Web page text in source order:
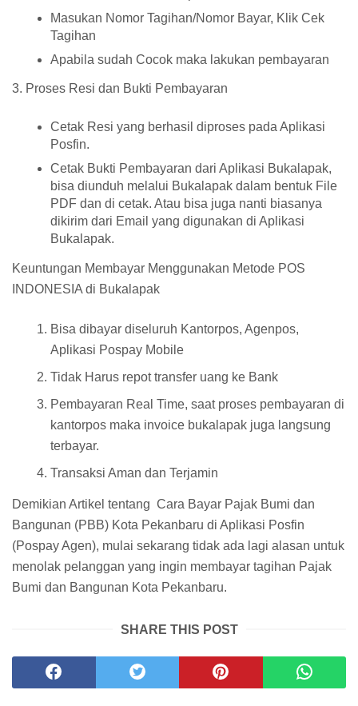
Masukan Nomor Tagihan/Nomor Bayar, Klik Cek
Tagihan
Apabila sudah Cocok maka lakukan pembayaran
3. Proses Resi dan Bukti Pembayaran
Cetak Resi yang berhasil diproses pada Aplikasi
Posfin.
Cetak Bukti Pembayaran dari Aplikasi Bukalapak,
bisa diunduh melalui Bukalapak dalam bentuk File
PDF dan di cetak. Atau bisa juga nanti biasanya
dikirim dari Email yang digunakan di Aplikasi
Bukalapak.
Keuntungan Membayar Menggunakan Metode POS
INDONESIA di Bukalapak
Bisa dibayar diseluruh Kantorpos, Agenpos,
Aplikasi Pospay Mobile
Tidak Harus repot transfer uang ke Bank
Pembayaran Real Time, saat proses pembayaran di
kantorpos maka invoice bukalapak juga langsung
terbayar.
Transaksi Aman dan Terjamin
Demikian Artikel tentang Cara Bayar Pajak Bumi dan
Bangunan (PBB) Kota Pekanbaru di Aplikasi Posfin
(Pospay Agen), mulai sekarang tidak ada lagi alasan untuk
menolak pelanggan yang ingin membayar tagihan Pajak
Bumi dan Bangunan Kota Pekanbaru.
SHARE THIS POST